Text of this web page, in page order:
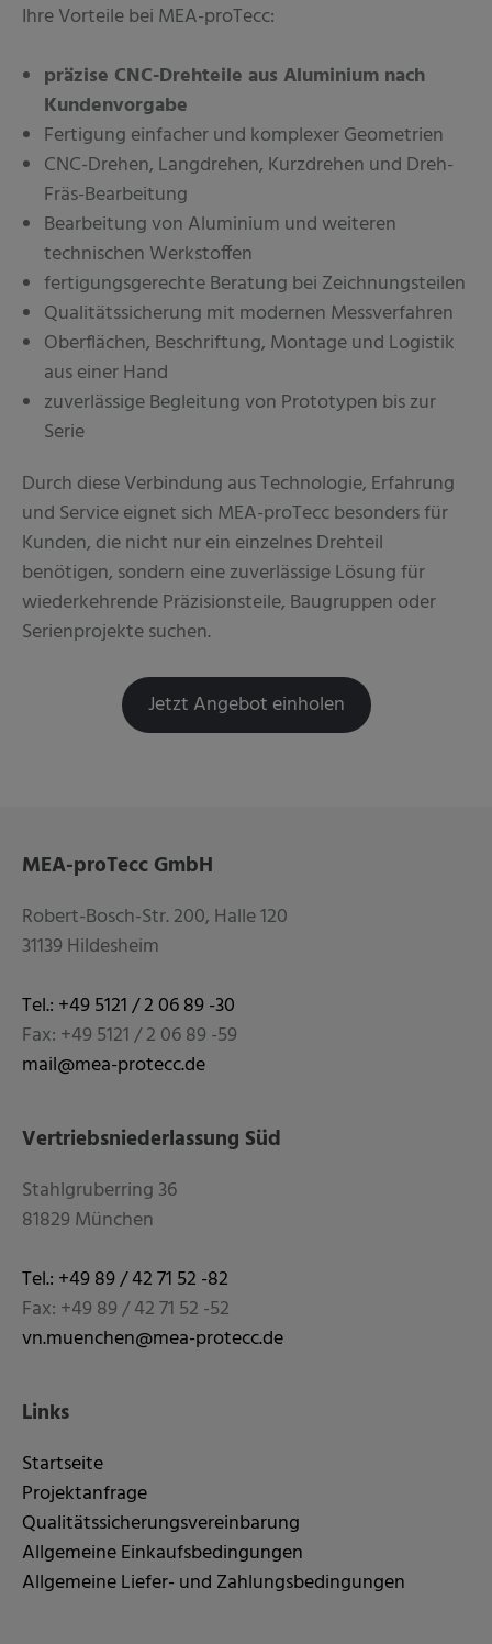
Ihre Vorteile bei MEA-proTecc:
präzise CNC-Drehteile aus Aluminium nach
Kundenvorgabe
Fertigung einfacher und komplexer Geometrien
CNC-Drehen, Langdrehen, Kurzdrehen und Dreh-
Fräs-Bearbeitung
Bearbeitung von Aluminium und weiteren
technischen Werkstoffen
fertigungsgerechte Beratung bei Zeichnungsteilen
Qualitätssicherung mit modernen Messverfahren
Oberflächen, Beschriftung, Montage und Logistik
aus einer Hand
zuverlässige Begleitung von Prototypen bis zur
Serie
Durch diese Verbindung aus Technologie, Erfahrung
und Service eignet sich MEA-proTecc besonders für
Kunden, die nicht nur ein einzelnes Drehteil
benötigen, sondern eine zuverlässige Lösung für
wiederkehrende Präzisionsteile, Baugruppen oder
Serienprojekte suchen.
Jetzt Angebot einholen
MEA-proTecc GmbH
Robert-Bosch-Str. 200, Halle 120
31139 Hildesheim
Tel.: +49 5121 / 2 06 89 -30
Fax: +49 5121 / 2 06 89 -59
mail@mea-protecc.de
Vertriebsniederlassung Süd
Stahlgruberring 36
81829 München
Tel.: +49 89 / 42 71 52 -82
Fax: +49 89 / 42 71 52 -52
vn.muenchen@mea-protecc.de
Links
Startseite
Projektanfrage
Qualitätssicherungsvereinbarung
Allgemeine Einkaufsbedingungen
Allgemeine Liefer- und Zahlungsbedingungen